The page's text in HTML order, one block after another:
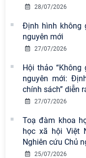
28/07/2026
Định hình không
nguyên mới
27/07/2026
Hội thảo
nguyên mới:
chính sách” diễn
27/07/2026
Toạ đàm khoa
học xã hội Việt
Nghiên cứu Chủ
25/07/2026
Viện Hàn lâm Khoa
Nam có 02 tác
khích tại Cuộc thi
nền tảng tư tưởng
2026
Chi bộ Viện Sử học
chuyên đề: Đẩy